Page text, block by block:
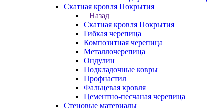
Скатная кровля Покрытия
Назад
Скатная кровля Покрытия
Гибкая черепица
Композитная черепица
Металлочерепица
Ондулин
Подкладочные ковры
Профнастил
Фальцевая кровля
Цементно-песчаная черепица
Стеновые материалы